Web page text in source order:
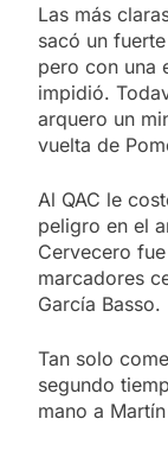
Las más
sacó un
pero con una
impidió.
arquero un
vuelta de
Al QAC le
peligro en el
Cervecero
marcadores
García Basso.
Tan solo
segundo
mano a